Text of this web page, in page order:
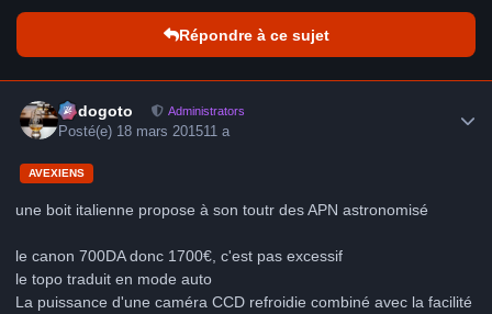
Répondre à ce sujet
frédogoto Administrators
Posté(e) 18 mars 201511 a
AVEXIENS
une boit italienne propose à son toutr des APN astronomisé
le canon 700DA donc 1700€, c'est pas excessif
le topo traduit en mode auto
La puissance d'une caméra CCD refroidie combiné avec la facilité